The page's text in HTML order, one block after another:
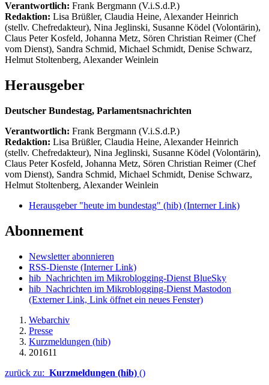
Verantwortlich: Frank Bergmann (V.i.S.d.P.)
Redaktion: Lisa Brüßler, Claudia Heine, Alexander Heinrich
(stellv. Chefredakteur), Nina Jeglinski, Susanne Ködel (Volontärin),
Claus Peter Kosfeld, Johanna Metz, Sören Christian Reimer (Chef
vom Dienst), Sandra Schmid, Michael Schmidt, Denise Schwarz,
Helmut Stoltenberg, Alexander Weinlein
Herausgeber
Deutscher Bundestag, Parlamentsnachrichten
Verantwortlich: Frank Bergmann (V.i.S.d.P.)
Redaktion: Lisa Brüßler, Claudia Heine, Alexander Heinrich
(stellv. Chefredakteur), Nina Jeglinski, Susanne Ködel (Volontärin),
Claus Peter Kosfeld, Johanna Metz, Sören Christian Reimer (Chef
vom Dienst), Sandra Schmid, Michael Schmidt, Denise Schwarz,
Helmut Stoltenberg, Alexander Weinlein
Herausgeber "heute im bundestag" (hib) (Interner Link)
Abonnement
Newsletter abonnieren
RSS-Dienste (Interner Link)
hib_Nachrichten im Mikroblogging-Dienst BlueSky
hib_Nachrichten im Mikroblogging-Dienst Mastodon
(Externer Link, Link öffnet ein neues Fenster)
Webarchiv
Presse
Kurzmeldungen (hib)
201611
zurück zu: Kurzmeldungen (hib) ()